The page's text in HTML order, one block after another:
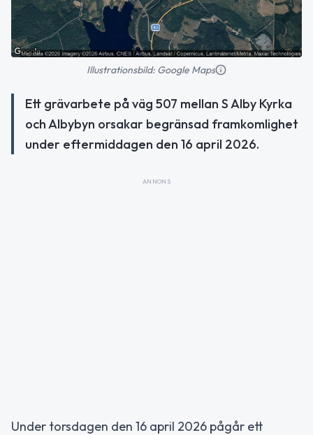
Illustrationsbild: Google Maps
Ett grävarbete på väg 507 mellan S Alby Kyrka
och Albybyn orsakar begränsad framkomlighet
under eftermiddagen den 16 april 2026.
ANNONS
Under torsdagen den 16 april 2026 pågår ett